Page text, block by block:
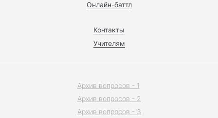
Онлайн-баттл
Контакты
Учителям
Архив вопросов - 1
Архив вопросов - 2
Архив вопросов - 3